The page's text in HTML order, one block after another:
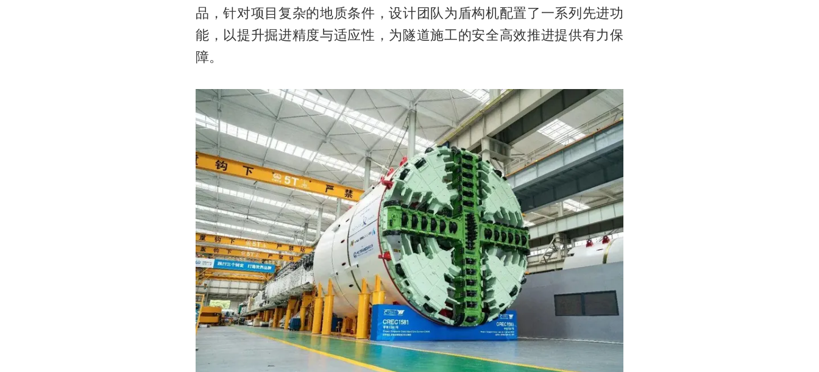
品，针对项目复杂的地质条件，设计团队为盾构机配置了一系列先进功
能，以提升掘进精度与适应性，为隧道施工的安全高效推进提供有力保
障。